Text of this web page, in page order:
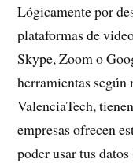
Lógicamente por
plataformas de
Skype, Zoom o
herramientas según
ValenciaTech,
empresas ofrecen
poder usar tus